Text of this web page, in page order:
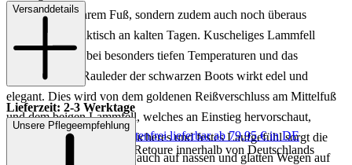
Hingucker an Ihrem Fuß, sondern zudem auch noch überaus
bequem und praktisch an kalten Tagen. Kuscheliges Lammfell
wärmt Sie auch bei besonders tiefen Temperaturen und das
wunderschöne Rauleder der schwarzen Boots wirkt edel und
elegant. Dies wird von dem goldenen Reißverschluss am Mittelfuß
und dem beigen Lammfell, welches an Einstieg hervorschaut,
nochmals betont. Für ein sicheres und festes Laufgefühl sorgt die
profilstarke Sohle, die Sie auch auf nassen und glatten Wegen auf
Versanddetails
Lieferzeit: 2-3 Werktage
Keine Versandkosten:
kostenfrei lieferbar ab 79,95 € in DE
Einfache und Kostenlose Retoure innerhalb von Deutschlands
Unsere Pflegeempfehlung